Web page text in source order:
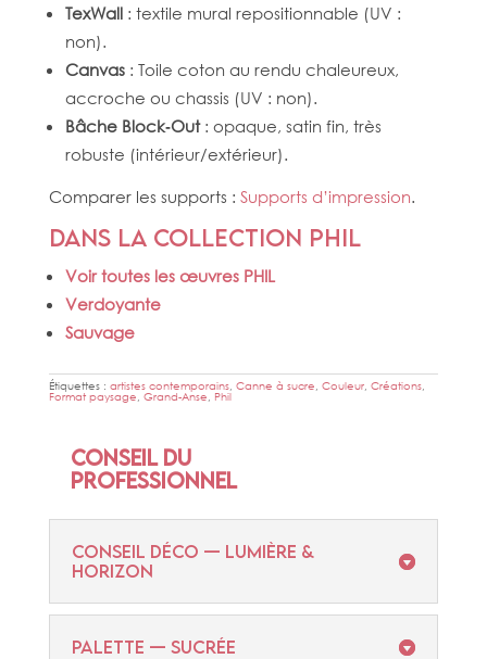
TexWall: textile mural repositionnable (UV :
non).
Canvas: Toile coton au rendu chaleureux,
accroche ou chassis (UV : non).
Bâche Block‑Out: opaque, satin fin, très
robuste (intérieur/extérieur).
Comparer les supports : Supports d’impression.
Dans la collection PHIL
Voir toutes les œuvres PHIL
Verdoyante
Sauvage
Étiquettes : artistes contemporains, Canne à sucre, Couleur, Créations,
Format paysage, Grand-Anse, Phil
Conseil du
professionnel
CONSEIL DÉCO — LUMIÈRE &
HORIZON
PALETTE — SUCRÉE